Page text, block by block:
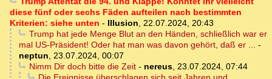
diese fünf oder sechs Fäden aufteilen nach bestimmten
Kriterien: siehe unten - Illusion, 22.07.2024, 20:43
Trump hat jede Menge Blut an den Händen, schließlich war er
mal US-Präsident! Oder hat man was davon gehört, daß er ... -
neptun, 23.07.2024, 00:07
Nimm Dir doch bitte die Zeit- nereus, 23.07.2024, 07:44